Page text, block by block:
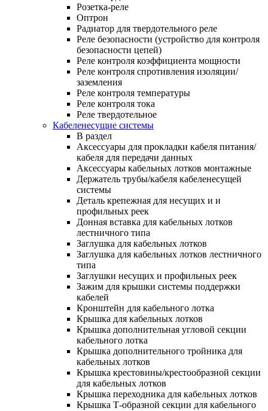
Розетка-реле
Оптрон
Радиатор для твердотельного реле
Реле безопасности (устройство для контроля
безопасности цепей)
Реле контроля коэффициента мощности
Реле контроля спротивления изоляции/
заземления
Реле контроля температуры
Реле контроля тока
Реле твердотельное
Кабеленесущие системы
В раздел
Аксессуары для прокладки кабеля питания/
кабеля для передачи данных
Аксессуары кабельных лотков монтажные
Держатель трубы/кабеля кабеленесущей
системы
Деталь крепежная для несущих и и
профильных реек
Донная вставка для кабельных лотков
лестничного типа
Заглушка для кабельных лотков
Заглушка для кабельных лотков лестничного
типа
Заглушки несущих и профильных реек
Зажим для крышки системы поддержки
кабелей
Кронштейн для кабельного лотка
Крышка для кабельных лотков
Крышка дополнительная угловой секции
кабельного лотка
Крышка дополнительного тройника для
кабельных лотков
Крышка крестовины/крестообразной секции
для кабельных лотков
Крышка переходника для кабельных лотков
Крышка Т-образной секции для кабельного